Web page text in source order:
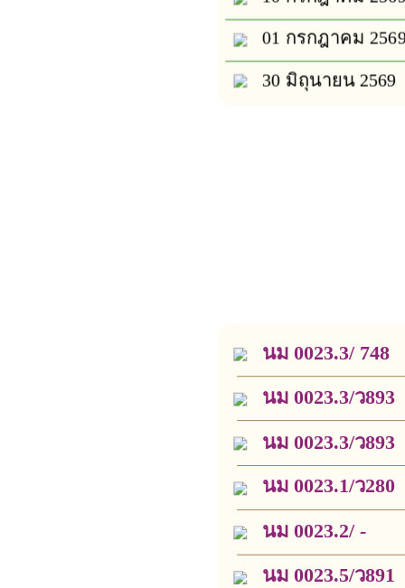
01 กรกฎาคม
30 มิถุนายน 2569
นม 0023.3/ 748
นม 0023.3/ว893
นม 0023.3/ว893
นม 0023.1/ว280
นม 0023.2/ -
นม 0023.5/ว891